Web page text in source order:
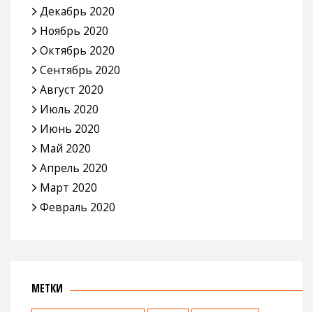
Декабрь 2020
Ноябрь 2020
Октябрь 2020
Сентябрь 2020
Август 2020
Июль 2020
Июнь 2020
Май 2020
Апрель 2020
Март 2020
Февраль 2020
МЕТКИ